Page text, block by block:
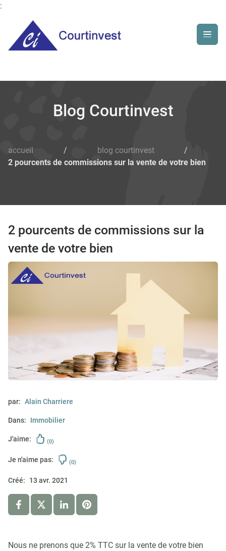
:
Blog Courtinvest
accueil / blog courtinvest
/
2 pourcents de commissions sur la vente de votre bien
2 pourcents de commissions sur la
vente de votre bien
par: Alain Charriere
Dans: Immobilier
J'aime: (0)
Je n'aime pas: (0)
Créé: 13 avr. 2021
Nous ne prenons que 2% TTC sur la vente de votre bien